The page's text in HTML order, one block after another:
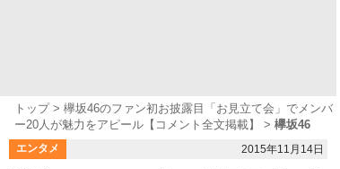
トップ
欅坂46のファン初お披露目「お見立て会」でメンバ
ー20人が魅力をアピール【コメント全文掲載】
欅坂46
エンタメ 2015年11月14日